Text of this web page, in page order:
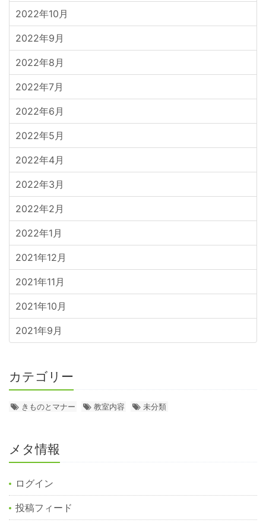
2022年10月
2022年9月
2022年8月
2022年7月
2022年6月
2022年5月
2022年4月
2022年3月
2022年2月
2022年1月
2021年12月
2021年11月
2021年10月
2021年9月
カテゴリー
きものとマナー 教室内容 未分類
メタ情報
ログイン
投稿フィード